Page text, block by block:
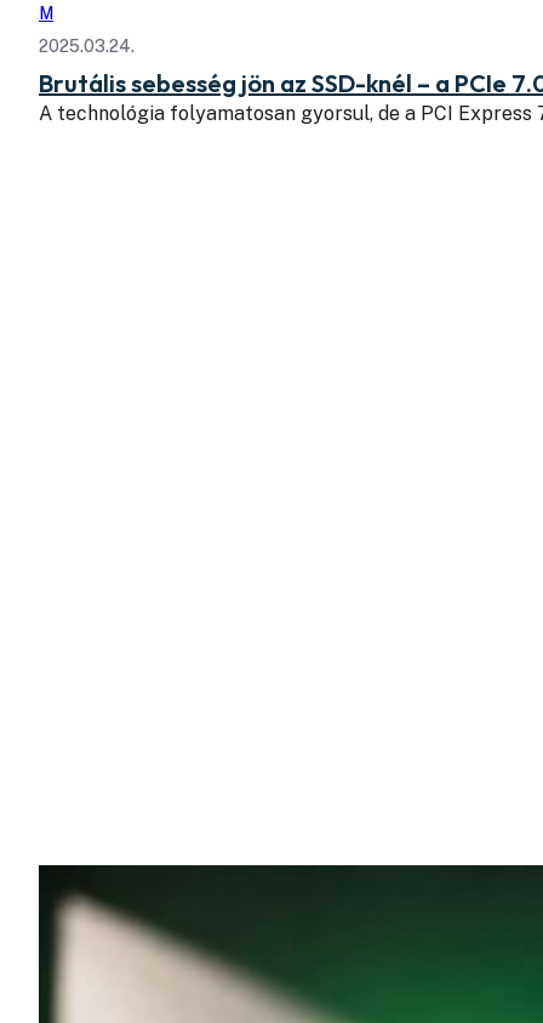
M
2025.03.24.
Brutális sebesség jön az SSD-knél – a PCIe
A technológia folyamatosan gyorsul, de a PCI Express